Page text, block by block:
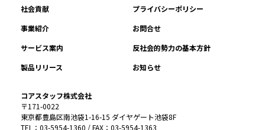
社会貢献
プライバシーポリシー
事業紹介
お問合せ
サービス案内
反社会的勢力の基本方針
製品リリース
お知らせ
コアスタッフ株式会社
〒171-0022
東京都豊島区南池袋1-16-15 ダイヤゲート池袋8F
TEL：03-5954-1360 / FAX：03-5954-1363